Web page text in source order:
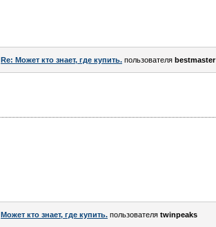
Re: Может кто знает, где купить. пользователя bestmaster
Может кто знает, где купить. пользователя twinpeaks